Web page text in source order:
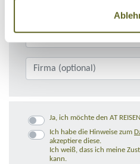
Ja, ich möchte den AT
Ich habe die Hinweise zum
akzeptiere diese.
Ich weiß, dass ich meine
kann.